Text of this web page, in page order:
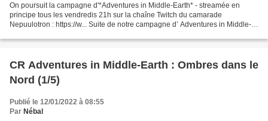
On poursuit la campagne d'*Adventures in Middle-Earth* - streamée en
principe tous les vendredis 21h sur la chaîne Twitch du camarade
Nepuulotron : https://w... Suite de notre campagne d’ Adventures in Middle-
CR Adventures in Middle-Earth : Ombres dans le
Nord (1/5)
Publié le 12/01/2022 à 08:55
Par Nébal